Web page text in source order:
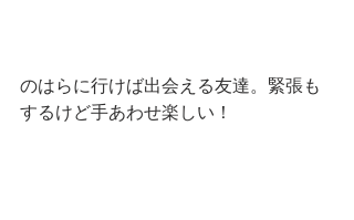
のはらに行けば出会える友達。緊張も
するけど手あわせ楽しい！